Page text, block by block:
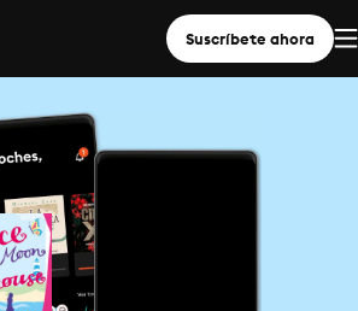
Suscríbete ahora